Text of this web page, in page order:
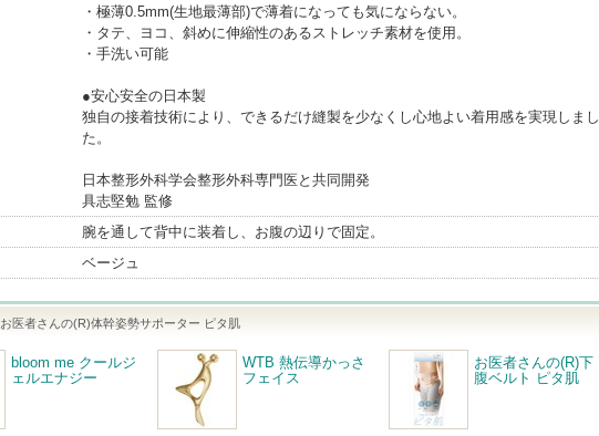
・極薄0.5mm(生地最薄部)で薄着になっても気にならない。
・タテ、ヨコ、斜めに伸縮性のあるストレッチ素材を使用。
・手洗い可能
●安心安全の日本製
独自の接着技術により、できるだけ縫製を少なくし心地よい着用感を実現しまし
た。
日本整形外科学会整形外科専門医と共同開発
具志堅勉 監修
腕を通して背中に装着し、お腹の辺りで固定。
ベージュ
お医者さんの(R)体幹姿勢サポーター ピタ肌
bloom me クールジ
ェルエナジー
WTB 熱伝導かっさ
フェイス
お医者さんの(R)下
腹ベルト ピタ肌